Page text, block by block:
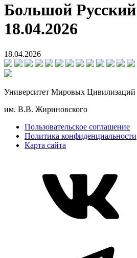
Большой
18.04.2026
18.04.2026
Университет Мировых Цивилизаций
им. В.В. Жириновского
Пользовательское соглашение
Политика конфиденциальности
Карта сайта